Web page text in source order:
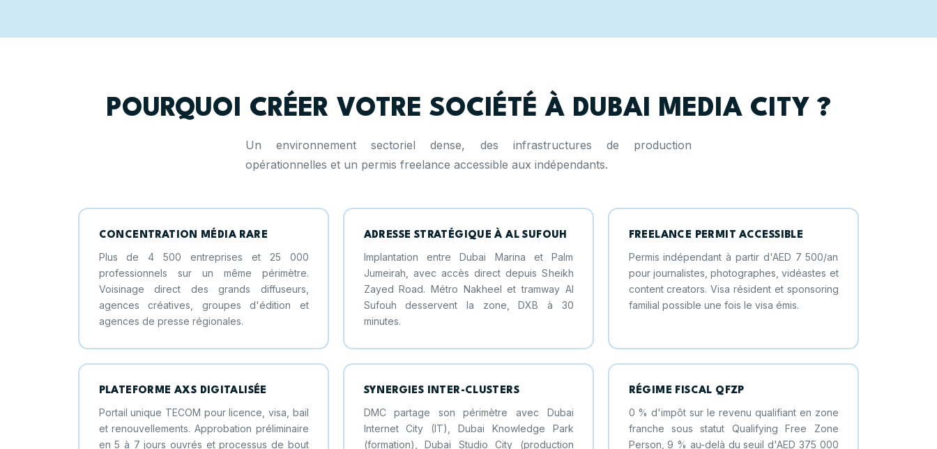
POURQUOI CRÉER VOTRE SOCIÉTÉ À DUBAI MEDIA CITY ?
Un environnement sectoriel dense, des infrastructures de production
opérationnelles et un permis freelance accessible aux indépendants.
CONCENTRATION MÉDIA RARE
Plus de 4 500 entreprises et 25 000
professionnels sur un même périmètre.
Voisinage direct des grands diffuseurs,
agences créatives, groupes d'édition et
agences de presse régionales.
ADRESSE STRATÉGIQUE À AL SUFOUH
Implantation entre Dubai Marina et Palm
Jumeirah, avec accès direct depuis Sheikh
Zayed Road. Métro Nakheel et tramway Al
Sufouh desservent la zone, DXB à 30
minutes.
FREELANCE PERMIT ACCESSIBLE
Permis indépendant à partir d'AED 7 500/an
pour journalistes, photographes, vidéastes et
content creators. Visa résident et sponsoring
familial possible une fois le visa émis.
PLATEFORME AXS DIGITALISÉE
Portail unique TECOM pour licence, visa, bail
et renouvellements. Approbation préliminaire
en 5 à 7 jours ouvrés et processus de bout
SYNERGIES INTER-CLUSTERS
DMC partage son périmètre avec Dubai
Internet City (IT), Dubai Knowledge Park
(formation), Dubai Studio City (production
RÉGIME FISCAL QFZP
0 % d'impôt sur le revenu qualifiant en zone
franche sous statut Qualifying Free Zone
Person, 9 % au-delà du seuil d'AED 375 000